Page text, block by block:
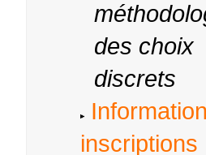
des choix
discrets
inscriptions